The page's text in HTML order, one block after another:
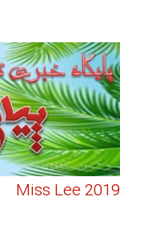
Miss Lee 2019